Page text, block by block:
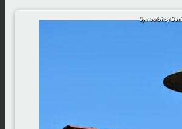
Symbolbild/